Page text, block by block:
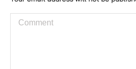
Comment